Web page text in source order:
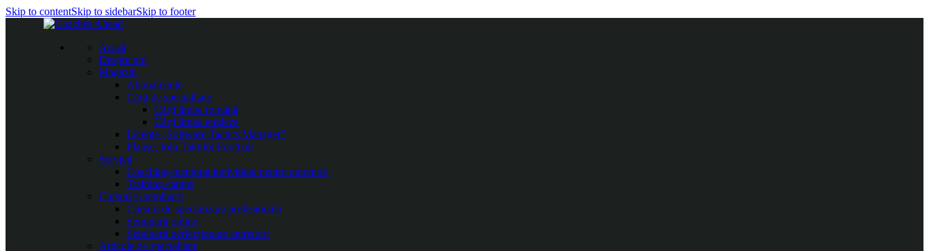
Skip to contentSkip to sidebarSkip to footer
Acasă
Despre noi
Magazin
Abonamente
Cărți de specialitate
Cărți limba română
Cărți limba engleza
Licențe „Software Tactics Manager”
Planșe, folii Taktifol Football
Servicii
Coaching-mentorat individual pentru antrenori
Training camps
Cursuri și seminarii
Cursuri de specializare profesională
Seminarii online
Seminarii perfecționare antrenori
Articole de specialitate